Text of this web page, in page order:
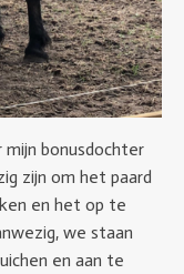
mijn bonusdochter
zijn om het paard
en het op te
we staan
en aan te